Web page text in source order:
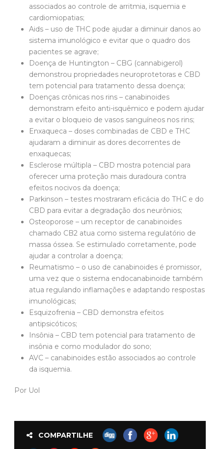
associados ao controle de arritmia, isquemia e
cardiomiopatias;
Aids – uso de THC pode ajudar a diminuir danos ao
sistema imunológico e evitar que o quadro dos
pacientes se agrave;
Doença de Huntington – CBG (cannabigerol)
demonstrou propriedades neuroprotetoras e CBD
tem potencial para tratamento dessa doença;
Doenças crônicas nos rins – canabinoides
demonstram efeito anti-isquêmico e podem ajudar
a evitar o bloqueio de vasos sanguíneos nos rins;
Enxaqueca – doses combinadas de CBD e THC
ajudaram a diminuir as dores decorrentes de
enxaquecas;
Esclerose múltipla – CBD mostra potencial para
oferecer uma proteção mais duradoura contra
efeitos nocivos da doença;
Parkinson – testes mostraram eficácia do THC e do
CBD para evitar a degradação dos neurônios;
Osteoporose – um receptor de canabinoides
chamado CB2 atua como sistema regulatório de
massa óssea. Se estimulado corretamente, pode
ajudar a controlar a doença;
Reumatismo – o uso de canabinoides é promissor,
uma vez que o sistema endocanabinoide também
atua regulando inflamações e adaptando respostas
imunológicas;
Esquizofrenia – CBD demonstra efeitos
antipsicóticos;
Insônia – CBD tem potencial para tratamento de
insônia e como modulador do sono;
AVC – canabinoides estão associados ao controle
da isquemia.
Por Uol
COMPARTILHE